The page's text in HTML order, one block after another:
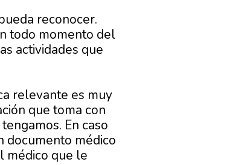
reconocer.
todo momento del
actividades que
relevante es muy
que toma con
En caso
documento médico
médico que le